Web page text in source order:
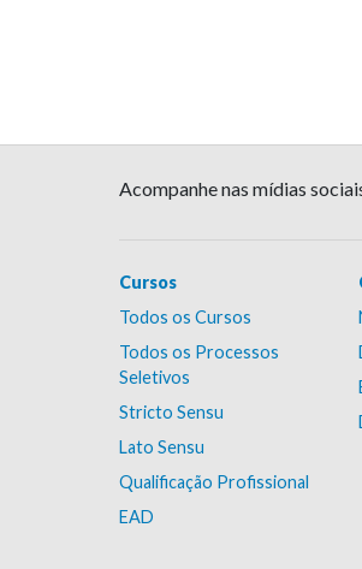
Acompanhe nas mídias
Cursos
Todos os Cursos
Todos os Processos
Seletivos
Stricto Sensu
Lato Sensu
Qualificação Profissional
EAD